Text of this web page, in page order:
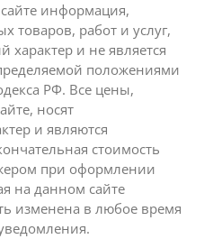
информация,
товаров, работ и услуг,
и не является
положениями
РФ. Все цены,
носят
и являются
стоимость
при оформлении
на данном сайте
изменена в любое время